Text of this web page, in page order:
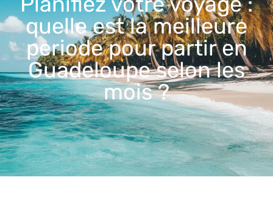
quelle est la meilleure
periode pour partir en
Guadeloupe selon les
mois ?